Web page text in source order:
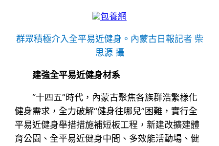
包養網
群眾積極介入全平易近健身。內蒙古日報記者 柴
思源 攝
建強全平易近健身材系
“十四五”時代，內蒙古聚焦各族群浩繁樣化
健身需求，全力破解“健身往哪兒”困難，實行全
平易近健身舉措措施補短板工程，新建改擴建體
育公園、全平易近健身中間、多效能活動場、健